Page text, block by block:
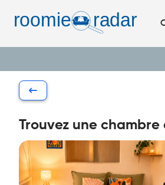
Trouvez une chambre